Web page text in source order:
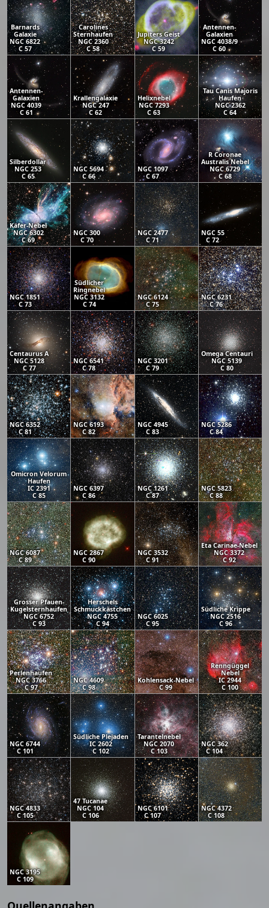
Barnards
Galaxie
NGC 6822
C 57
Carolines
Sternhaufen
NGC 2360
C 58
Jupiters Geist
NGC 3242
C 59
Antennen-
Galaxien
NGC 4038/9
C 60
Antennen-
Galaxien
NGC 4039
C 61
Krallengalaxie
NGC 247
C 62
Helixnebel
NGC 7293
C 63
Tau Canis Majoris
Haufen
NGC 2362
C 64
Silberdollar
NGC 253
C 65
NGC 5694
C 66
NGC 1097
C 67
R Coronae
Australis Nebel
NGC 6729
C 68
Käfer-Nebel
NGC 6302
C 69
NGC 300
C 70
NGC 2477
C 71
NGC 55
C 72
NGC 1851
C 73
Südlicher
Ringnebel
NGC 3132
C 74
NGC 6124
C 75
NGC 6231
C 76
Centaurus A
NGC 5128
C 77
NGC 6541
C 78
NGC 3201
C 79
Omega Centauri
NGC 5139
C 80
NGC 6352
C 81
NGC 6193
C 82
NGC 4945
C 83
NGC 5286
C 84
Omicron Velorum
Haufen
IC 2391
C 85
NGC 6397
C 86
NGC 1261
C 87
NGC 5823
C 88
NGC 6087
C 89
NGC 2867
C 90
NGC 3532
C 91
Eta Carinae-Nebel
NGC 3372
C 92
Grosser Pfauen-
Kugelsternhaufen
NGC 6752
C 93
Herschels
Schmuckkästchen
NGC 4755
C 94
NGC 6025
C 95
Südliche Krippe
NGC 2516
C 96
Perlenhaufen
NGC 3766
C 97
NGC 4609
C 98
Kohlensack-Nebel
C 99
Renngüggel
Nebel
IC 2944
C 100
NGC 6744
C 101
Südliche Plejaden
IC 2602
C 102
Tarantelnebel
NGC 2070
C 103
NGC 362
C 104
NGC 4833
C 105
47 Tucanae
NGC 104
C 106
NGC 6101
C 107
NGC 4372
C 108
NGC 3195
C 109